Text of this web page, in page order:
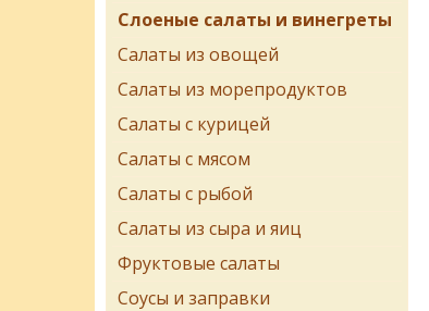
Слоеные салаты и винегреты
Салаты из овощей
Салаты из морепродуктов
Салаты с курицей
Салаты с мясом
Салаты с рыбой
Салаты из сыра и яиц
Фруктовые салаты
Соусы и заправки